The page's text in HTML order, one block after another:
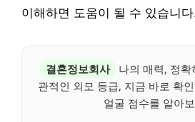
이해하면 도움이 될 수 있습니
결혼정보회사
나의 매력, 정
관적인 외모 등급, 지금 바로 확
얼굴 점수를 알아